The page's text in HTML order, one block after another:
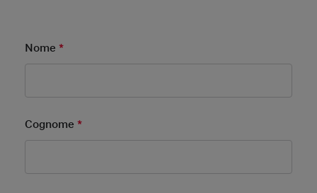
Nome *Mandatory Field
Cognome *Mandatory Field